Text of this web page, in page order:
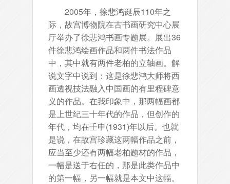
2005年，徐悲鸿诞辰110年之
际，故宫博物院在古书画研究中心展
厅举办了徐悲鸿书画专题展。展出36
件徐悲鸿绘画作品和两件书法作品
中，其中就有两件老柏的立轴画。解
说文字中说到：这是徐悲鸿大师将西
画透视技法融入中国画的有里程碑意
义的作品。在我印象中，那两幅画都
是上世纪三十年代的作品，但创作的
年代，均在壬申(1931)年以后。也就
是说，在故宫珍藏这两幅作品之前，
应当至少还有两幅老柏题材的作品，
一幅是送于右任的，那是此类作品中
的第一幅，另一幅就是本文中这幅。